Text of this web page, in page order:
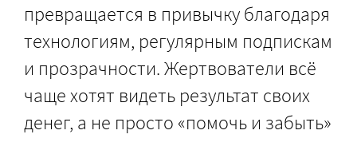
превращается в привычку благодаря
технологиям, регулярным подпискам
и прозрачности. Жертвователи всё
чаще хотят видеть результат своих
денег, а не просто «помочь и забыть»